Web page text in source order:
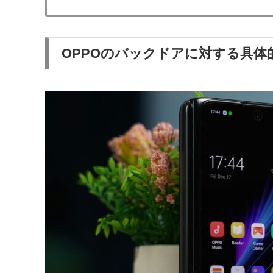
OPPOのバックドアに対する具体